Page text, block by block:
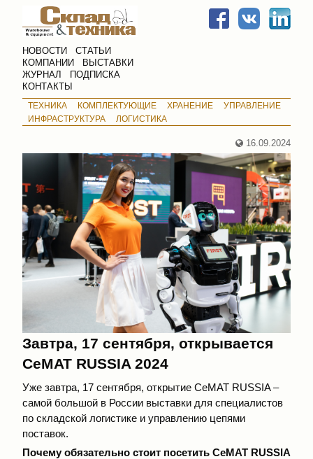
НОВОСТИ
СТАТЬИ
КОМПАНИИ
ВЫСТАВКИ
ЖУРНАЛ
ПОДПИСКА
КОНТАКТЫ
ТЕХНИКА КОМПЛЕКТУЮЩИЕ ХРАНЕНИЕ
УПРАВЛЕНИЕ
ИНФРАСТРУКТУРА
ЛОГИСТИКА
16.09.2024
Завтра, 17 сентября, открывается
CeMAT RUSSIA 2024
Уже завтра, 17 сентября, открытие CeMAT RUSSIA –
самой большой в России выставки для специалистов
по складской логистике и управлению цепями
поставок.
Почему обязательно стоит посетить CeMAT RUSSIA